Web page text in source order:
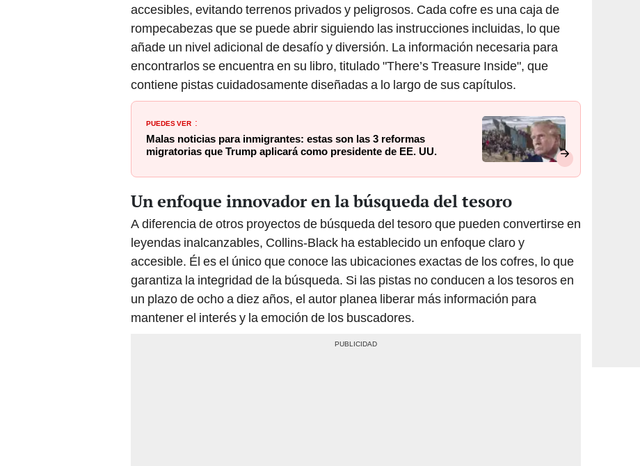
accesibles, evitando terrenos privados y peligrosos. Cada cofre es una caja de
rompecabezas que se puede abrir siguiendo las instrucciones incluidas, lo que
añade un nivel adicional de desafío y diversión. La información necesaria para
encontrarlos se encuentra en su libro, titulado "There’s Treasure Inside", que
contiene pistas cuidadosamente diseñadas a lo largo de sus capítulos.
PUEDES VER :
Malas noticias para inmigrantes: estas son las 3 reformas
migratorias que Trump aplicará como presidente de EE. UU.
Un enfoque innovador en la búsqueda del tesoro
A diferencia de otros proyectos de búsqueda del tesoro que pueden convertirse en
leyendas inalcanzables, Collins-Black ha establecido un enfoque claro y
accesible. Él es el único que conoce las ubicaciones exactas de los cofres, lo que
garantiza la integridad de la búsqueda. Si las pistas no conducen a los tesoros en
un plazo de ocho a diez años, el autor planea liberar más información para
mantener el interés y la emoción de los buscadores.